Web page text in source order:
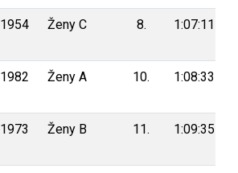
1954 Ženy C 8. 1:07:11
1982 Ženy A 10. 1:08:33
1973 Ženy B 11. 1:09:35